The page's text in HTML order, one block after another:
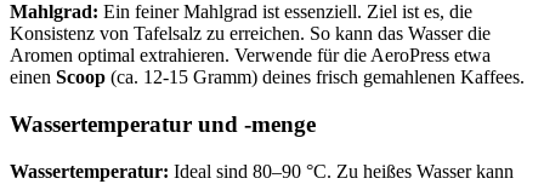
Mahlgrad: Ein feiner Mahlgrad ist essenziell. Ziel ist es, die
Konsistenz von Tafelsalz zu erreichen. So kann das Wasser die
Aromen optimal extrahieren. Verwende für die AeroPress etwa
einen Scoop (ca. 12-15 Gramm) deines frisch gemahlenen Kaffees.
Wassertemperatur und -menge
Wassertemperatur: Ideal sind 80–90 °C. Zu heißes Wasser kann